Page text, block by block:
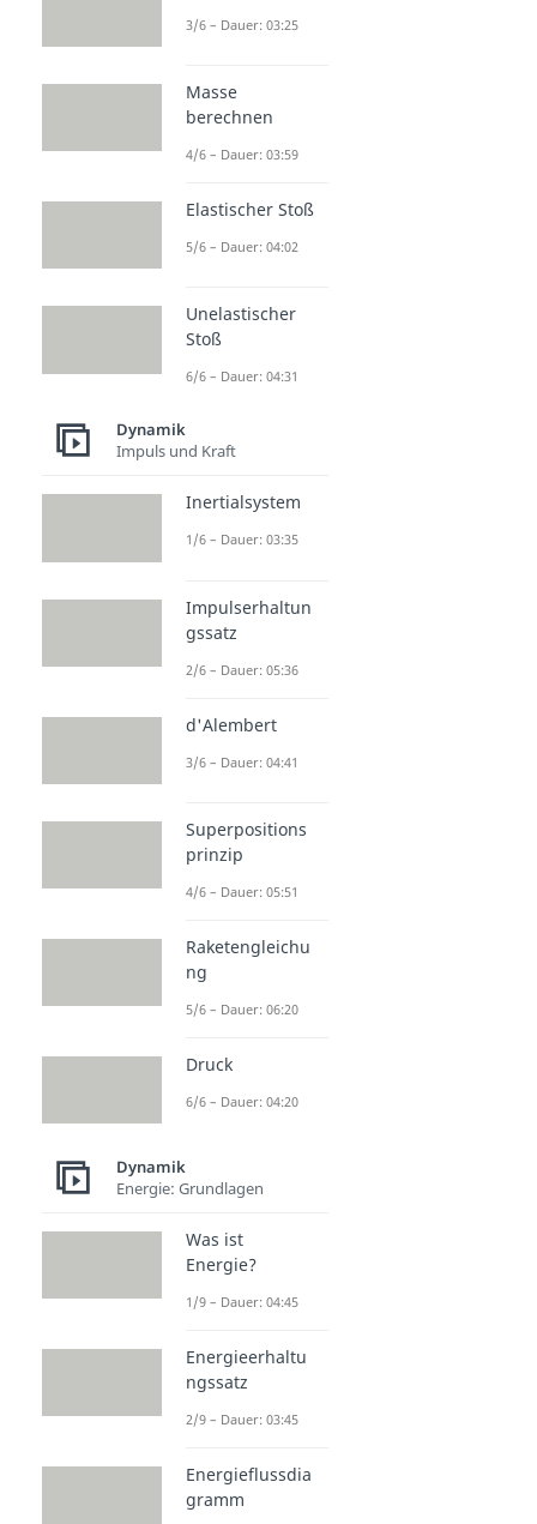
3/6 – Dauer: 03:25
Masse
berechnen
4/6 – Dauer: 03:59
Elastischer Stoß
5/6 – Dauer: 04:02
Unelastischer
Stoß
6/6 – Dauer: 04:31
Dynamik
Impuls und Kraft
Inertialsystem
1/6 – Dauer: 03:35
Impulserhaltun
gssatz
2/6 – Dauer: 05:36
d'Alembert
3/6 – Dauer: 04:41
Superpositions
prinzip
4/6 – Dauer: 05:51
Raketengleichu
ng
5/6 – Dauer: 06:20
Druck
6/6 – Dauer: 04:20
Dynamik
Energie: Grundlagen
Was ist
Energie?
1/9 – Dauer: 04:45
Energieerhaltu
ngssatz
2/9 – Dauer: 03:45
Energieflussdia
gramm